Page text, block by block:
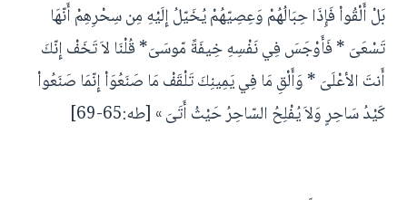
بَلْ أَلْقُواْ فَإِذَا حِبَالُهُمْ وَعِصِيّهُمْ يُخَيّلُ إِلَيْهِ مِن سِحْرِهِمْ أَنّهَا
تَسْعَىَ * فَأَوْجَسَ فِي نَفْسِهِ خِيفَةً مّوسَىَ* قُلْنَا لاَ تَخَفْ إِنّكَ
أَنتَ الأعْلَىَ * وَأَلْقِ مَا فِي يَمِينِكَ تَلْقَفْ مَا صَنَعُوَاْ إِنّمَا صَنَعُواْ
كَيْدُ سَاحِرٍ وَلاَ يُفْلِحُ السّاحِرُ حَيْثُ أَتَىَ » [طه:65-69]